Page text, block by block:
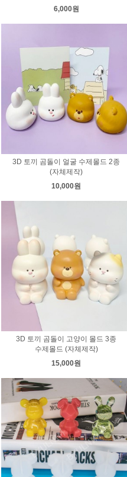
6,000원
3D 토끼 곰돌이 얼굴 수제몰드 2종
(자체제작)
10,000원
3D 토끼 곰돌이 고양이 몰드 3종
수제몰드 (자체제작)
15,000원